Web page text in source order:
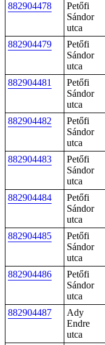
882904478
Petőfi
Sándor
utca
882904479
Petőfi
Sándor
utca
882904481
Petőfi
Sándor
utca
882904482
Petőfi
Sándor
utca
882904483
Petőfi
Sándor
utca
882904484
Petőfi
Sándor
utca
882904485
Petőfi
Sándor
utca
882904486
Petőfi
Sándor
utca
882904487
Ady
Endre
utca